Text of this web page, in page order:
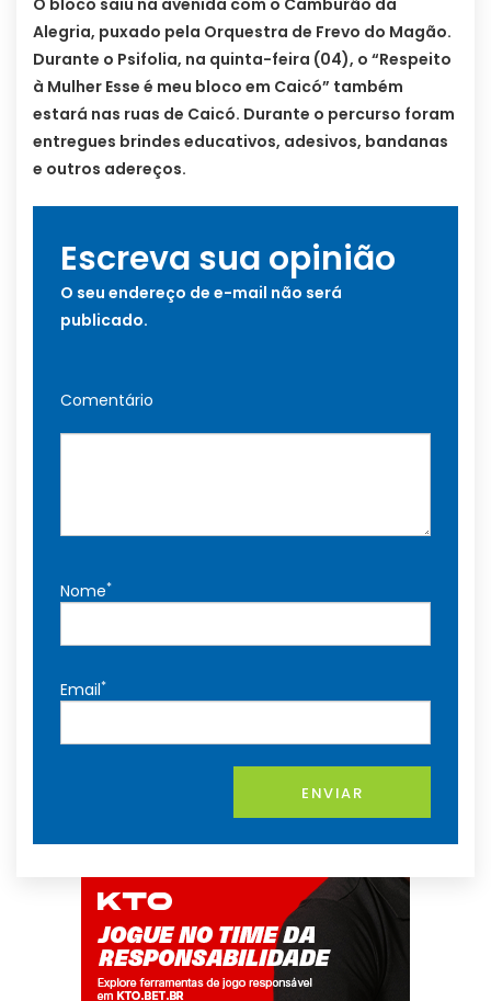
O bloco saiu na avenida com o Camburão da
Alegria, puxado pela Orquestra de Frevo do Magão.
Durante o Psifolia, na quinta-feira (04), o “Respeito
à Mulher Esse é meu bloco em Caicó” também
estará nas ruas de Caicó. Durante o percurso foram
entregues brindes educativos, adesivos, bandanas
e outros adereços.
Escreva sua opinião
O seu endereço de e-mail não será
publicado.
Comentário
Nome*
Email*
ENVIAR